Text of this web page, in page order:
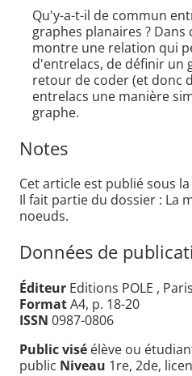
Qu'y-a-t-il de commun
graphes planaires ?
montre une relation qui
d'entrelacs, de définir un
retour de coder (et donc
entrelacs une manière
graphe.
Notes
Cet article est publié sous
Il fait partie du dossier : La
noeuds.
Données de
Éditeur Editions POLE ,
FormatA4, p. 18-20
ISSN 0987-0806
Public visé élève ou
public Niveau 1re, 2de,